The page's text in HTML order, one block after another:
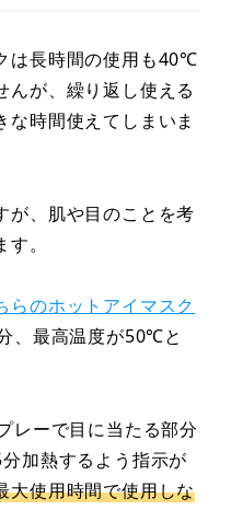
は長時間の使用も40℃
んが、繰り返し使える
な時間使えてしまいま
が、肌や目のことを考
。
らのホットアイマスク
、最高温度が50℃と
レーで目に当たる部分
加熱するよう指示が
大使用時間で使用しな